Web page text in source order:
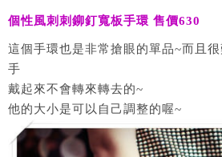
個性風刺刺鉚釘寬板手環 售價630
這個手環也是非常搶眼的單品~而且
手
戴起來不會轉來轉去的~
他的大小是可以自己調整的喔~